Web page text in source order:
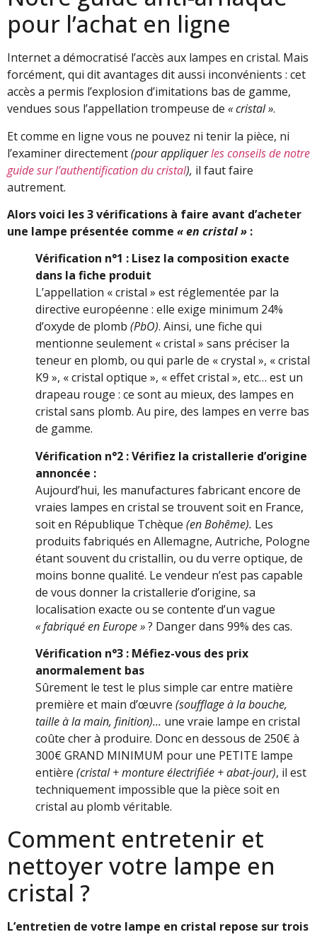
pour l’achat en ligne
Internet a démocratisé l’accès aux lampes en cristal. Mais
forcément, qui dit avantages dit aussi inconvénients : cet
accès a permis l’explosion d’imitations bas de gamme,
vendues sous l’appellation trompeuse de « cristal ».
Et comme en ligne vous ne pouvez ni tenir la pièce, ni
l’examiner directement(pour appliquerles conseils de notre
guide sur l’authentification du cristal), il faut faire
autrement.
Alors voici les 3 vérifications à faire avant d’acheter
une lampe présentée comme « en cristal » :
Vérification n°1 : Lisez la composition exacte
dans la fiche produit
L’appellation « cristal » est réglementée par la
directive européenne : elle exige minimum 24%
d’oxyde de plomb (PbO). Ainsi, une fiche qui
mentionne seulement « cristal » sans préciser la
teneur en plomb, ou qui parle de « crystal », « cristal
K9 », « cristal optique », « effet cristal », etc… est un
drapeau rouge : ce sont au mieux, des lampes en
cristal sans plomb. Au pire, des lampes en verre bas
de gamme.
Vérification n°2 : Vérifiez la cristallerie d’origine
annoncée :
Aujourd’hui, les manufactures fabricant encore de
vraies lampes en cristal se trouvent soit en France,
soit en République Tchèque (en Bohême). Les
produits fabriqués en Allemagne, Autriche, Pologne
étant souvent du cristallin, ou du verre optique, de
moins bonne qualité. Le vendeur n’est pas capable
de vous donner la cristallerie d’origine, sa
localisation exacte ou se contente d’un vague
« fabriqué en Europe »? Danger dans 99% des cas.
Vérification n°3 : Méfiez-vous des prix
anormalement bas
Sûrement le test le plus simple car entre matière
première et main d’œuvre (soufflage à la bouche,
taille à la main, finition)… une vraie lampe en cristal
coûte cher à produire. Donc en dessous de 250€ à
300€ GRAND MINIMUM pour une PETITE lampe
entière (cristal + monture électrifiée + abat-jour), il est
techniquement impossible que la pièce soit en
cristal au plomb véritable.
Comment entretenir et
nettoyer votre lampe en
cristal ?
L’entretien de votre lampe en cristal repose sur trois